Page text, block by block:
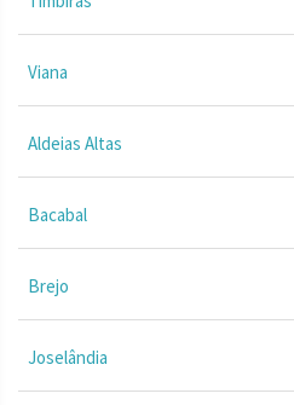
Viana
Aldeias Altas
Bacabal
Brejo
Joselândia